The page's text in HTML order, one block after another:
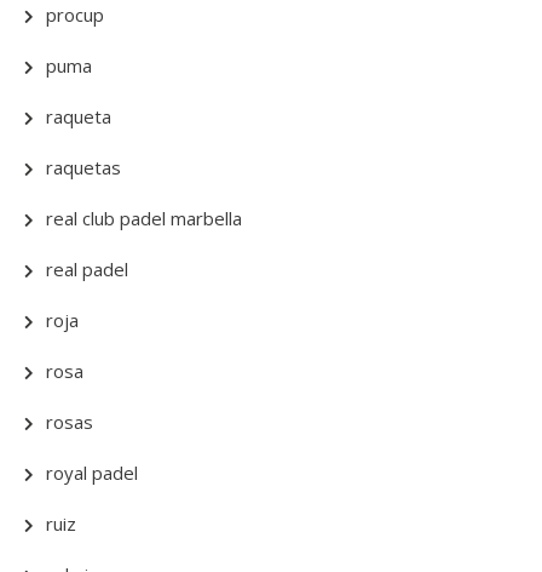
procup
puma
raqueta
raquetas
real club padel marbella
real padel
roja
rosa
rosas
royal padel
ruiz